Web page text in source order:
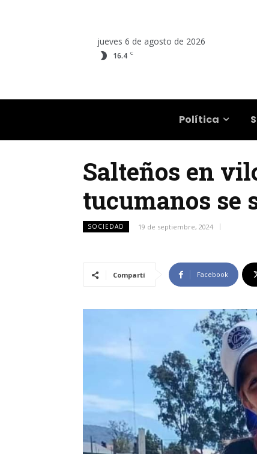
jueves 6 de agosto de 2026
16.4 C
Política
Salteños en
tucumanos se
SOCIEDAD 19 de septiembre, 2024
Compartí Facebook